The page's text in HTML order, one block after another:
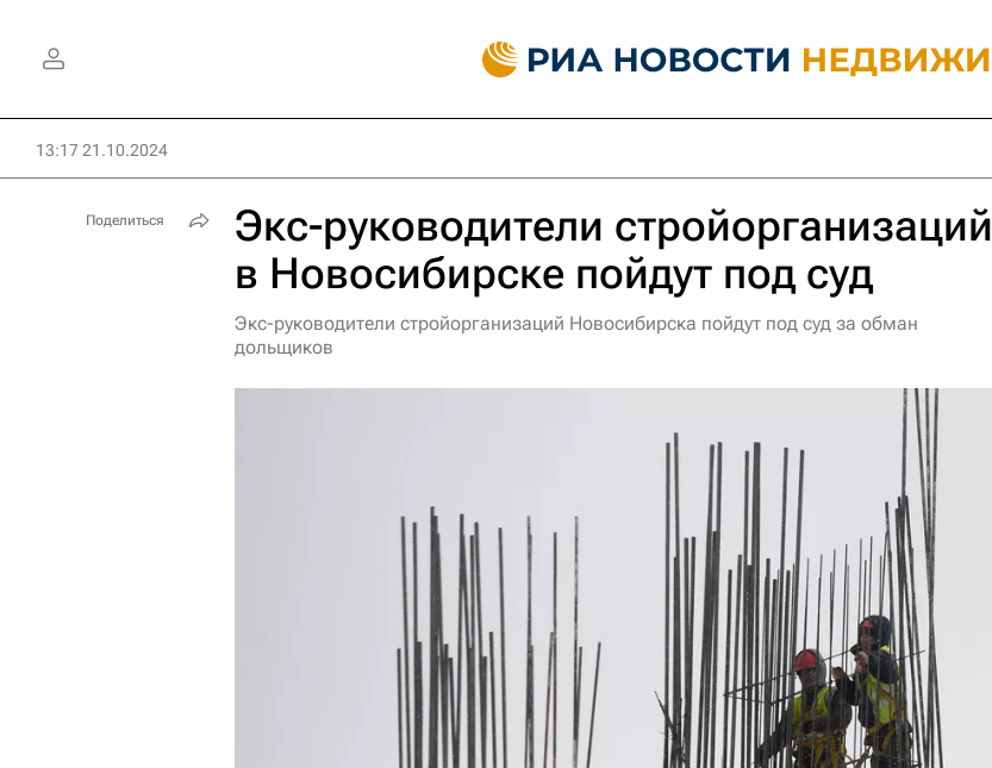
13:17 21.10.2024
Экс-руководители стройорганизаций
в Новосибирске пойдут под суд
Экс-руководители стройорганизаций Новосибирска пойдут под суд за обман
дольщиков
Поделиться